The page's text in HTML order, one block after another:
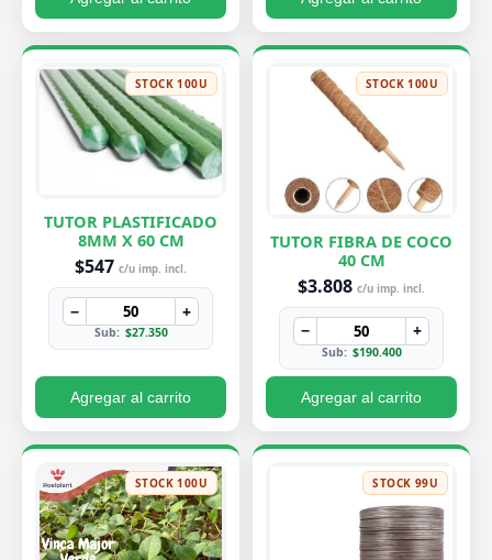
STOCK 100U
TUTOR PLASTIFICADO
8MM X 60 CM
$547 c/u imp. incl.
− +
Sub: $27.350
Agregar al carrito
STOCK 100U
TUTOR FIBRA DE COCO
40 CM
$3.808 c/u imp. incl.
− +
Sub: $190.400
Agregar al carrito
STOCK 100U STOCK 99U